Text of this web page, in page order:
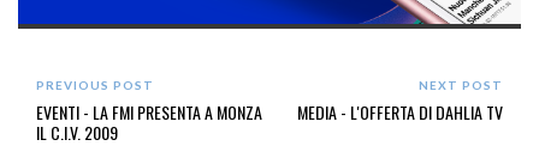
PREVIOUS POST
EVENTI - LA FMI PRESENTA A MONZA
IL C.I.V. 2009
NEXT POST
MEDIA - L'OFFERTA DI DAHLIA TV